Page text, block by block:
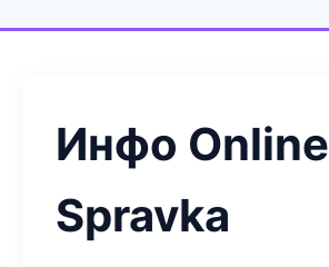
Инфо Online
Spravka